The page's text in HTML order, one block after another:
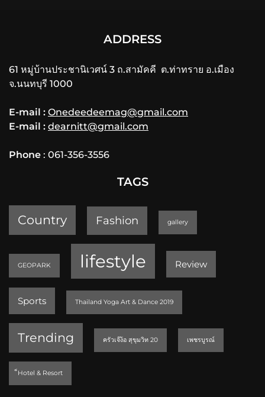
ADDRESS
61 หมู่บ้านประชานิเวศน์ 3 ถ.สามัคคี ต.ท่าทราย อ.เมือง
จ.นนทบุรี 1000
E-mail : Onedeedeemag@gmail.com
E-mail : dearnitt@gmail.com
Phone : 061-356-3556
TAGS
Country Fashion gallery
GEOPARK lifestyle Review
Sports Thailand Yoga Art & Dance 2019
Trending ครัวเจ๊ง้อ สุขุมวิท 20 เพชรบูรณ์
็Hotel & Resort